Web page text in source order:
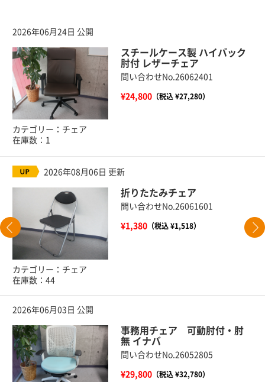
2026年06月24日 公開
スチールケース製 ハイバック
肘付 レザーチェア
問い合わせNo.26062401
¥24,800（税込 ¥27,280）
カテゴリー：チェア
在庫数：1
2026年08月06日 更新
折りたたみチェア
問い合わせNo.26061601
¥1,380（税込 ¥1,518）
カテゴリー：チェア
在庫数：44
2026年06月03日 公開
事務用チェア 可動肘付・肘
無 イナバ
問い合わせNo.26052805
¥29,800（税込 ¥32,780）